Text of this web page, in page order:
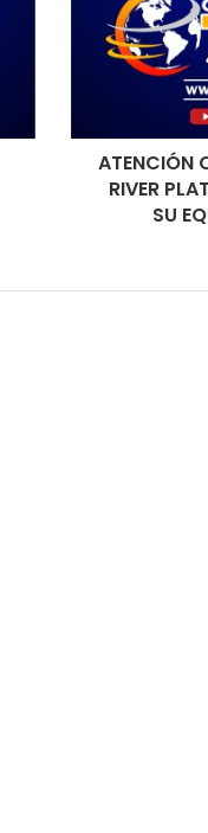
ATENCIÓN
RIVER
SU